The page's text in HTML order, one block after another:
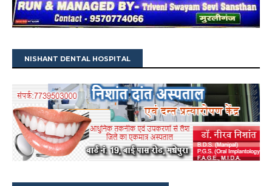
NISHANT DENTAL HOSPITAL